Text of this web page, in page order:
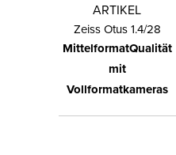
ARTIKEL
Zeiss Otus 1.4/28
MittelformatQualität
mit
Vollformatkameras